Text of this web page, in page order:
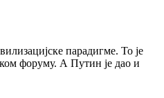
парадигме. То је
форуму. А Путин је дао и